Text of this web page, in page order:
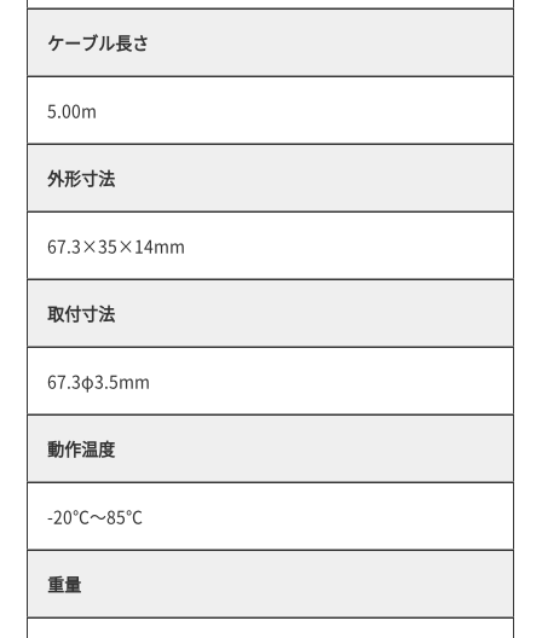
ケーブル長さ
5.00m
外形寸法
67.3×35×14mm
取付寸法
67.3φ3.5mm
動作温度
-20℃～85℃
重量